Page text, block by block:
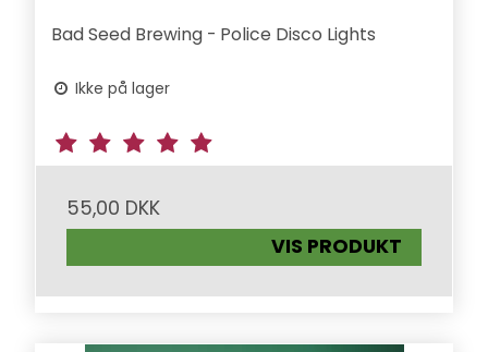
Bad Seed Brewing - Police Disco Lights
Ikke på lager
55,00 DKK
VIS PRODUKT